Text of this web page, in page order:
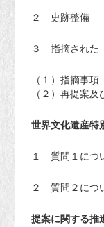
２ 史跡整備
３ 指摘された
（１）指摘事項
（２）再提案
世界文化遺産特
１ 質問１につ
２ 質問２につ
提案に関する推